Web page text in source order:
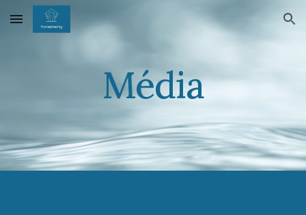
Skip to main content Skip to navigation
Média